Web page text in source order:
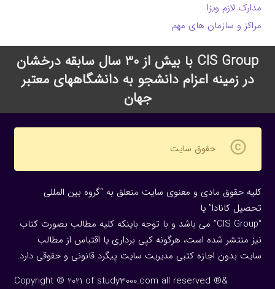
مدارک لازم ویزا
مراکز و سازمان های مهم
CIS Group با بیش از 30 سال سابقه درخشان
در زمینه اعزام دانشجو به دانشگاههای معتبر
جهان
copyright حقوق سایت
کلیه حقوق مادی و معنوی سایت متعلق به “گروه بین المللی
تحصیل کانادا” یا
“CIS Group” می باشد و با توجه باینکه کلیه مطالب بصورت کتاب
نیز منتشر شده است، هرگونه كپی برداری یا اقتباس از مطالب
سایت بدون اجازه كتبی مدیریت سایت پیگرد قانونی و حقوقی دارد.
Copyright © 2021 of study3000.com all reserved ®&